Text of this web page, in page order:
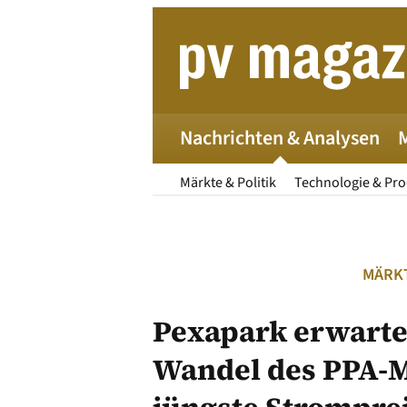
Nachrichten & Analysen
Märkte & Politik Technologie &
Pexapark
Wandel des
Die